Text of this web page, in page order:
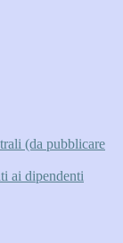
(da pubblicare
ai dipendenti